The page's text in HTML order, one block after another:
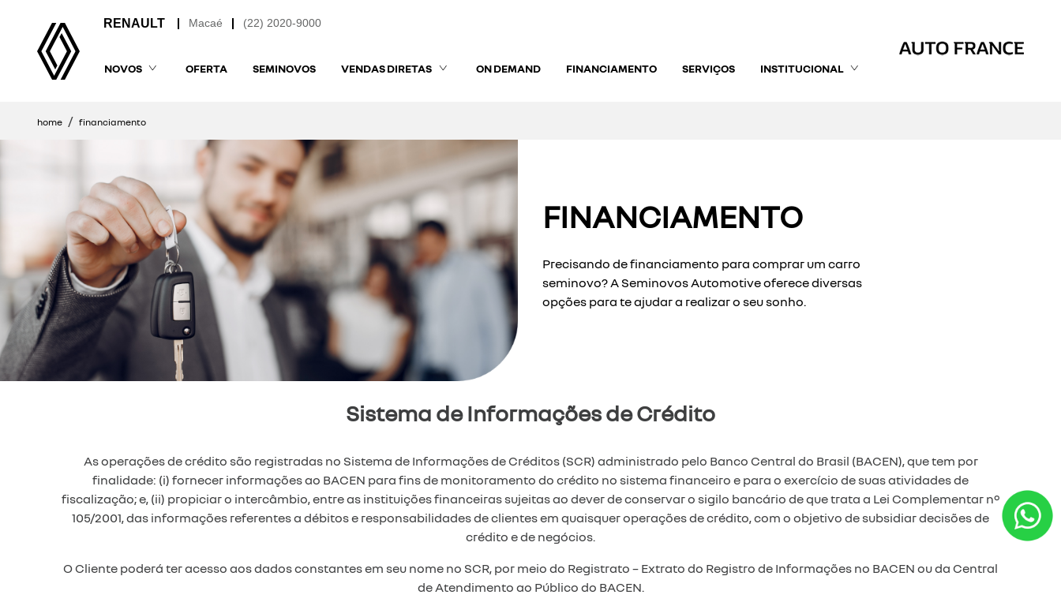
(22) 2020-9000
Macaé
NOVOS OFERTA SEMINOVOS VENDAS DIRETAS ON DEMAND FINANCIAMENTO SERVIÇOS INSTITUCIONAL
home financiamento
FINANCIAMENTO
Precisando de financiamento para comprar um carro
seminovo? A Seminovos Automotive oferece diversas
opções para te ajudar a realizar o seu sonho.
Sistema de Informações de Crédito
As operações de crédito são registradas no Sistema de Informações de Créditos (SCR) administrado pelo Banco Central do Brasil (BACEN), que tem por
finalidade: (i) fornecer informações ao BACEN para fins de monitoramento do crédito no sistema financeiro e para o exercício de suas atividades de
fiscalização; e, (ii) propiciar o intercâmbio, entre as instituições financeiras sujeitas ao dever de conservar o sigilo bancário de que trata a Lei Complementar nº
105/2001, das informações referentes a débitos e responsabilidades de clientes em quaisquer operações de crédito, com o objetivo de subsidiar decisões de
crédito e de negócios.
O Cliente poderá ter acesso aos dados constantes em seu nome no SCR, por meio do Registrato – Extrato do Registro de Informações no BACEN ou da Central
de Atendimento ao Público do BACEN.